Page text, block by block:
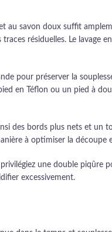
au savon doux suffit
résiduelles. Le lavage
pour préserver la
en Téflon ou un pied à
des bords plus nets et un
à optimiser la découpe
une double piqûre
excessivement.